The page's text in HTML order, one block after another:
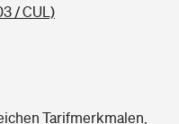
/ CUL)
Tarifmerkmalen,